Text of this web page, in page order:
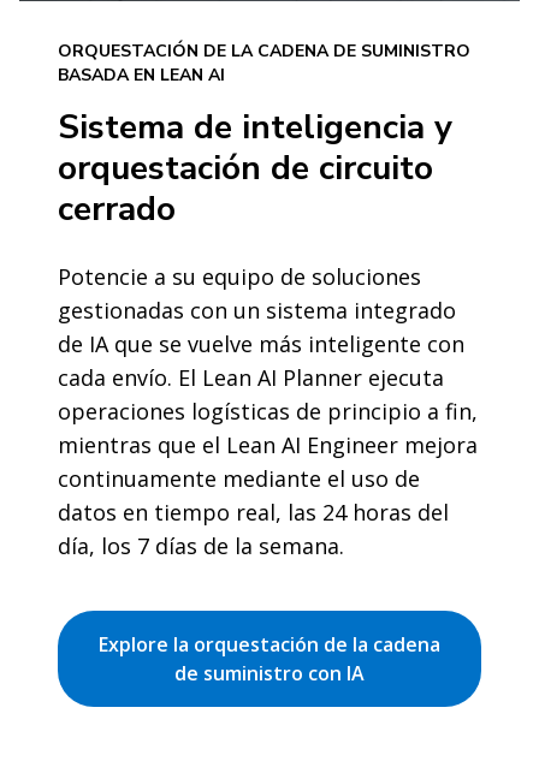
ORQUESTACIÓN DE LA CADENA DE SUMINISTRO
BASADA EN LEAN AI
Sistema de inteligencia y
orquestación de circuito
cerrado
Potencie a su equipo de soluciones
gestionadas con un sistema integrado
de IA que se vuelve más inteligente con
cada envío. El Lean AI Planner ejecuta
operaciones logísticas de principio a fin,
mientras que el Lean AI Engineer mejora
continuamente mediante el uso de
datos en tiempo real, las 24 horas del
día, los 7 días de la semana.
Explore la orquestación de la cadena
de suministro con IA